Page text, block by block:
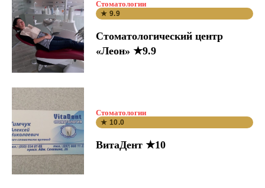
Стоматологии
★ 9.9
Стоматологический центр
«Леон» ★9.9
Стоматологии
★ 10.0
ВитаДент ★10